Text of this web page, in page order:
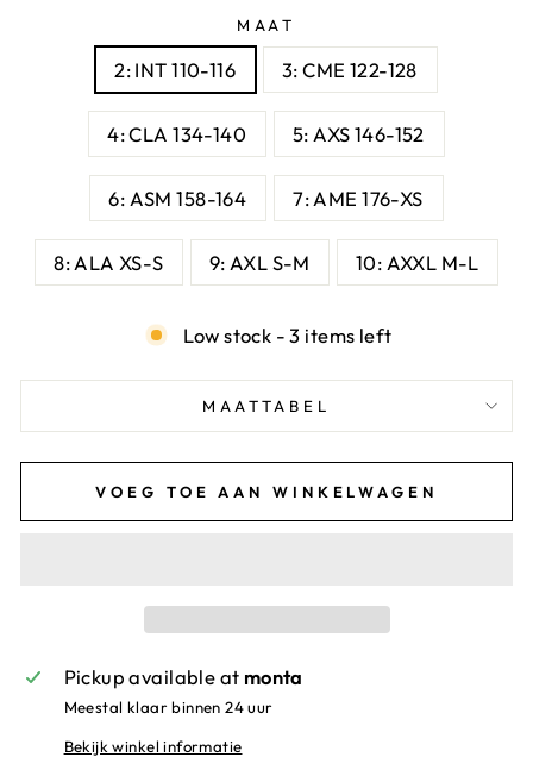
MAAT
2: INT 110-116 3: CME 122-128
4: CLA 134-140 5: AXS 146-152
6: ASM 158-164 7: AME 176-XS
8: ALA XS-S 9: AXL S-M 10: AXXL M-L
Low stock - 3 items left
MAATTABEL
VOEG TOE AAN WINKELWAGEN
Pickup available at monta
Meestal klaar binnen 24 uur
Bekijk winkel informatie